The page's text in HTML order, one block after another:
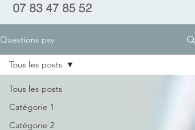
07 83 47 85 52
Questions psy
Tous les posts
Catégorie 1
Catégorie 2
Tous les posts